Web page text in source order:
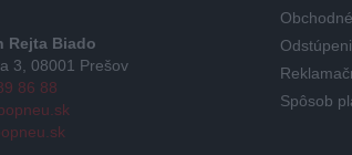
Rejta Biado
3, 08001 Prešov
86 88
Spôsob